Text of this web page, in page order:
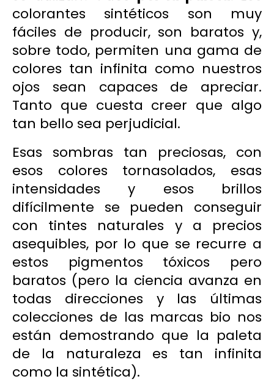
colorantes sintéticos son muy
fáciles de producir, son baratos y,
sobre todo, permiten una gama de
colores tan infinita como nuestros
ojos sean capaces de apreciar.
Tanto que cuesta creer que algo
tan bello sea perjudicial.
Esas sombras tan preciosas, con
esos colores tornasolados, esas
intensidades y esos brillos
difícilmente se pueden conseguir
con tintes naturales y a precios
asequibles, por lo que se recurre a
estos pigmentos tóxicos pero
baratos (pero la ciencia avanza en
todas direcciones y las últimas
colecciones de las marcas bio nos
están demostrando que la paleta
de la naturaleza es tan infinita
como la sintética).